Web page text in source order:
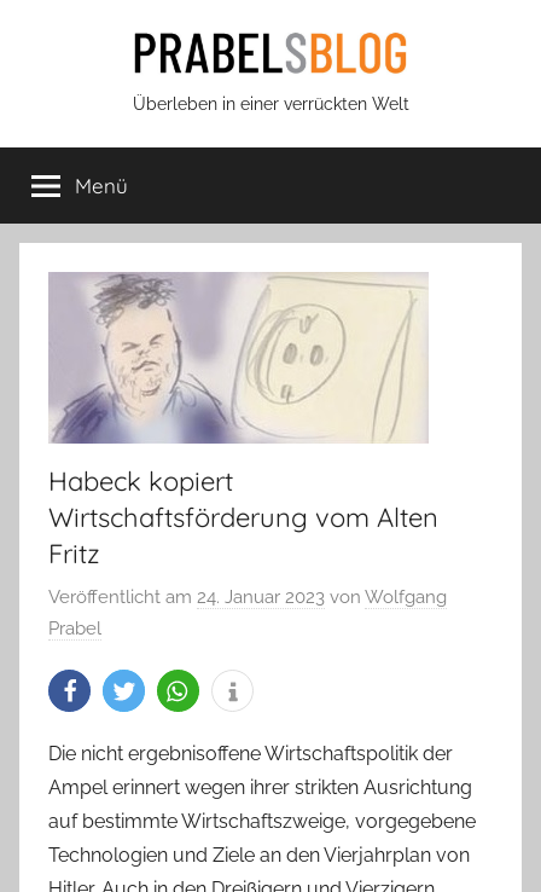
Prabels
Blog
Überleben in einer verrückten Welt
Menü
Habeck kopiert
Wirtschaftsförderung vom Alten
Fritz
Veröffentlicht am 24. Januar 2023 von Wolfgang
Prabel
Die nicht ergebnisoffene Wirtschaftspolitik der
Ampel erinnert wegen ihrer strikten Ausrichtung
auf bestimmte Wirtschaftszweige, vorgegebene
Technologien und Ziele an den Vierjahrplan von